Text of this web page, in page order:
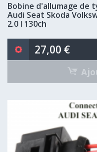
Bobine d'allumage de
Audi Seat Skoda
2.0 l 130ch
27,00 €